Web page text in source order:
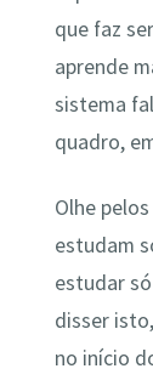
que faz
aprende
sistema
quadro,
Olhe
estudam
estudar
disser
no início